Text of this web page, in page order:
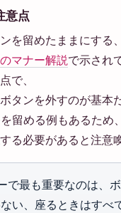
意点
を留めたままにする
マナー解説で示され
で、
タンを外すのが基本
留める例もあるため
る必要があると注意
で最も重要なのは、
い、座るときはすべ